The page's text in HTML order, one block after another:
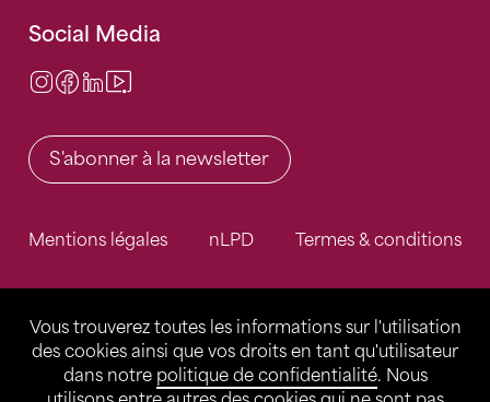
Vous trouverez toutes les informations sur l'utilisation
des cookies ainsi que vos droits en tant qu'utilisateur
dans notre politique de confidentialité. Nous
Social Media
Instagram
Facebook
LinkedIn
S'abonner à la newsletter
Mentions légales nLPD Termes & conditions